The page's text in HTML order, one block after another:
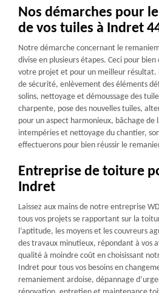
Nos démarches pour
de vos tuiles à Indret
Notre démarche concernant le
divise en plusieurs étapes. Ceci pour
votre projet et pour un meilleur résultat.
de sécurité, enlèvement des éléments
solins, nettoyage et démoussage des
charpente, pose des nouvelles tuiles,
pour un aspect harmonieux, bâchage de
intempéries et nettoyage du chantier,
effectuerons pour bien réussir le
Entreprise de toiture
Indret
Laissez aux mains de notre entreprise
tous vos projets se rapportant sur la
l’aptitude, les moyens et les couvreurs
des travaux minutieux, répondant à vos
qualité à moindre coût en choisissant
Indret pour tous vos besoins en
remaniement ardoise, dépannage